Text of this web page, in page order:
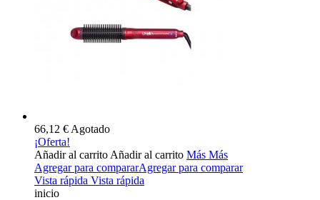
66,12 € Agotado
¡Oferta!
Añadir al carrito Añadir al carrito Más Más
Agregar para compararAgregar para comparar
Vista rápida Vista rápida
inicio